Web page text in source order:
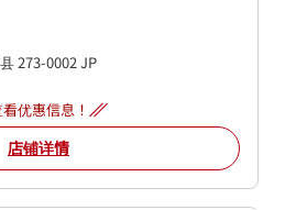
273-0002 JP
优惠信息！
店铺详情